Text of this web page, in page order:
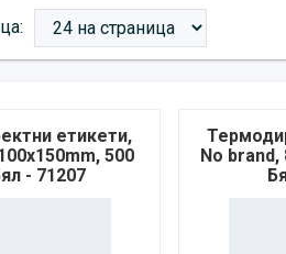
етикети,
500
- 71207
No brand,